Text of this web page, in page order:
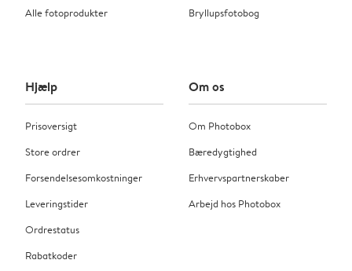
Alle fotoprodukter
Bryllupsfotobog
Hjælp
Prisoversigt
Store ordrer
Forsendelsesomkostninger
Leveringstider
Ordrestatus
Rabatkoder
Om os
Om Photobox
Bæredygtighed
Erhvervspartnerskaber
Arbejd hos Photobox